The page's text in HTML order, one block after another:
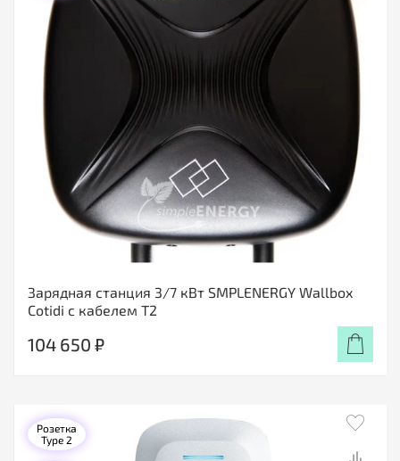
Зарядная станция 3/7 кВт SMPLENERGY Wallbox
Cotidi с кабелем Т2
104 650 ₽
Розетка
Type 2